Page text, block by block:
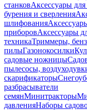
станковАксессуары
бурения и сверления
шлифования
приборовАксессуары
техникаТриммеры,
пилыГазонокосилки
садовые ножницы
пылесосы,
скарификаторы
разбрасыватели
семянМинитракторы
давленияНаборы